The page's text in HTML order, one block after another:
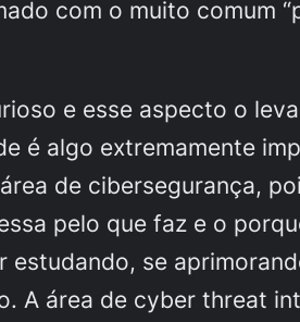
com o muito comum
e esse aspecto o
é algo extremamente
de cibersegurança,
pelo que faz e o
estudando, se
A área de cyber threat